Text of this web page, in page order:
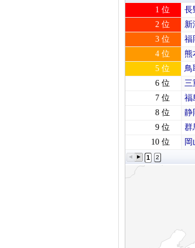
1 位
長
2 位
新
3 位
福
4 位
熊
5 位
鳥
6 位
三
7 位
福
8 位
静
9 位
群
10 位
岡
1 2